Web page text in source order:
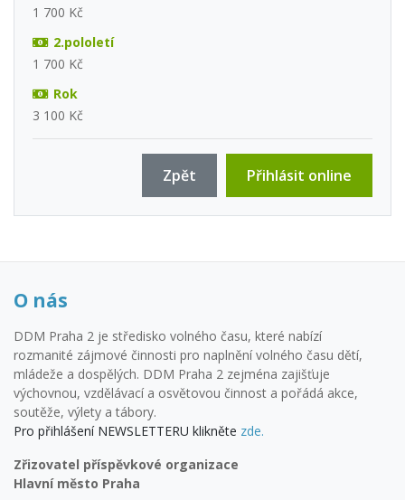
1 700 Kč
2.pololetí
1 700 Kč
Rok
3 100 Kč
Přihlásit online
Zpět
O nás
DDM Praha 2 je středisko volného času, které nabízí
rozmanité zájmové činnosti pro naplnění volného času dětí,
mládeže a dospělých. DDM Praha 2 zejména zajišťuje
výchovnou, vzdělávací a osvětovou činnost a pořádá akce,
soutěže, výlety a tábory.
Pro přihlášení NEWSLETTERU klikněte zde.
Zřizovatel příspěvkové organizace
Hlavní město Praha